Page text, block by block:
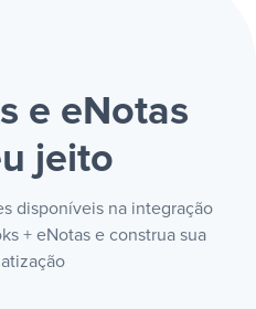
e eNotas
jeito
disponíveis na integração
+ eNotas e construa sua